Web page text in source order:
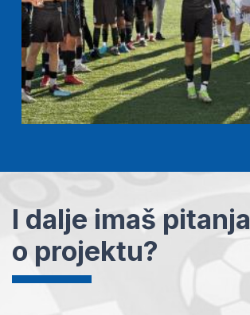
I dalje imaš pitanja
o projektu?